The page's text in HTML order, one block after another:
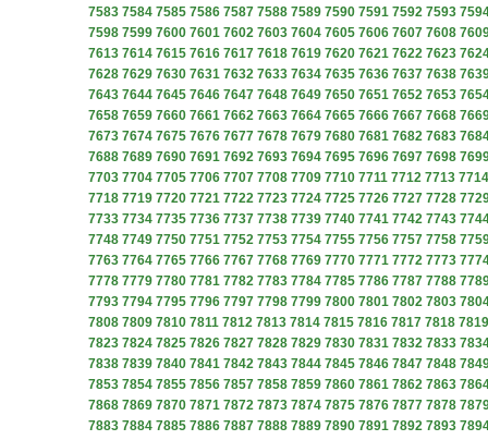
7583 7584 7585 7586 7587 7588 7589 7590 7591 7592 7593
7598 7599 7600 7601 7602 7603 7604 7605 7606 7607 7608
7613 7614 7615 7616 7617 7618 7619 7620 7621 7622 7623
7628 7629 7630 7631 7632 7633 7634 7635 7636 7637 7638
7643 7644 7645 7646 7647 7648 7649 7650 7651 7652 7653
7658 7659 7660 7661 7662 7663 7664 7665 7666 7667 7668
7673 7674 7675 7676 7677 7678 7679 7680 7681 7682 7683
7688 7689 7690 7691 7692 7693 7694 7695 7696 7697 7698
7703 7704 7705 7706 7707 7708 7709 7710 7711 7712 7713 7714
7718 7719 7720 7721 7722 7723 7724 7725 7726 7727 7728
7733 7734 7735 7736 7737 7738 7739 7740 7741 7742 7743
7748 7749 7750 7751 7752 7753 7754 7755 7756 7757 7758
7763 7764 7765 7766 7767 7768 7769 7770 7771 7772 7773
7778 7779 7780 7781 7782 7783 7784 7785 7786 7787 7788
7793 7794 7795 7796 7797 7798 7799 7800 7801 7802 7803
7808 7809 7810 7811 7812 7813 7814 7815 7816 7817 7818 7819
7823 7824 7825 7826 7827 7828 7829 7830 7831 7832 7833
7838 7839 7840 7841 7842 7843 7844 7845 7846 7847 7848
7853 7854 7855 7856 7857 7858 7859 7860 7861 7862 7863
7868 7869 7870 7871 7872 7873 7874 7875 7876 7877 7878
7883 7884 7885 7886 7887 7888 7889 7890 7891 7892 7893